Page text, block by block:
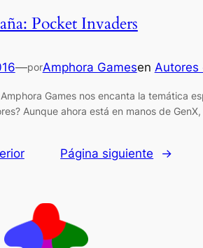
Pocket Invaders
—porAmphora Gamesen Autores
Games nos encanta la temática
Aunque ahora está en manos de
Página siguiente →